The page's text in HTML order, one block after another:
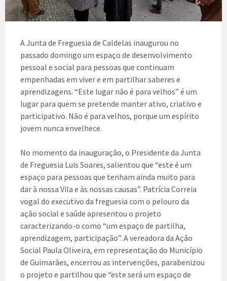
A Junta de Freguesia de Caldelas inaugurou no
passado domingo um espaço de desenvolvimento
pessoal e social para pessoas que continuam
empenhadas em viver e em partilhar saberes e
aprendizagens. “Este lugar não é para velhos” é um
lugar para quem se pretende manter ativo, criativo e
participativo. Não é para velhos, porque um espírito
jovem nunca envelhece.
No momento da inauguração, o Presidente da Junta
de Freguesia Luis Soares, salientou que “este é um
espaço para pessoas que tenham ainda muito para
dar à nossa Vila e às nossas causas”. Patrícia Correia
vogal do executivo da freguesia com o pelouro da
ação social e saúde apresentou o projeto
caracterizando-o como “um espaço de partilha,
aprendizagem, participação”. A vereadora da Ação
Social Paula Oliveira, em representação do Município
de Guimarães, encerrou as intervenções, parabenizou
o projeto e partilhou que “este será um espaço de